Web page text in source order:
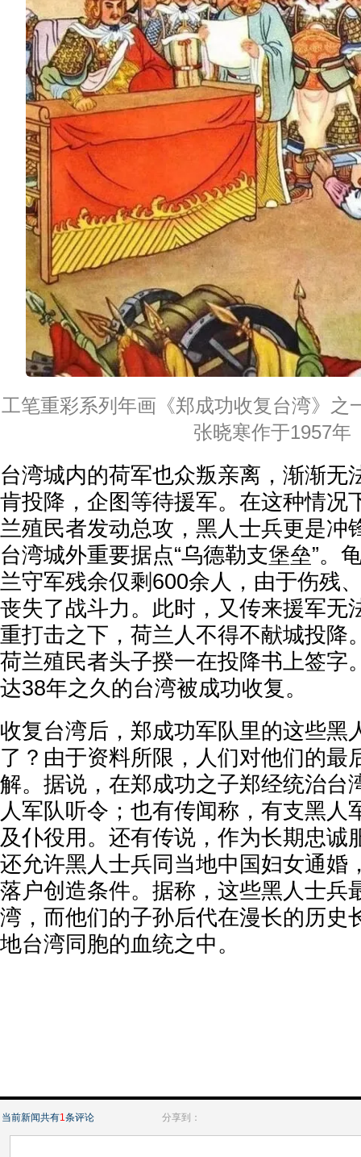
工笔重彩系列年画《郑成功收复台湾》之
张晓寒作于1957年
台湾城内的荷军也众叛亲离，渐渐无
肯投降，企图等待援军。在这种情况
兰殖民者发动总攻，黑人士兵更是冲
台湾城外重要据点“乌德勒支堡垒”。
兰守军残余仅剩600余人，由于伤残
丧失了战斗力。此时，又传来援军无
重打击之下，荷兰人不得不献城投降
荷兰殖民者头子揆一在投降书上签字
达38年之久的台湾被成功收复。
收复台湾后，郑成功军队里的这些黑
了？由于资料所限，人们对他们的最
解。据说，在郑成功之子郑经统治台
人军队听令；也有传闻称，有支黑人
及仆役用。还有传说，作为长期忠诚
还允许黑人士兵同当地中国妇女通婚
落户创造条件。据称，这些黑人士兵
湾，而他们的子孙后代在漫长的历史
地台湾同胞的血统之中。
当前新闻共有1条评论 分享到：